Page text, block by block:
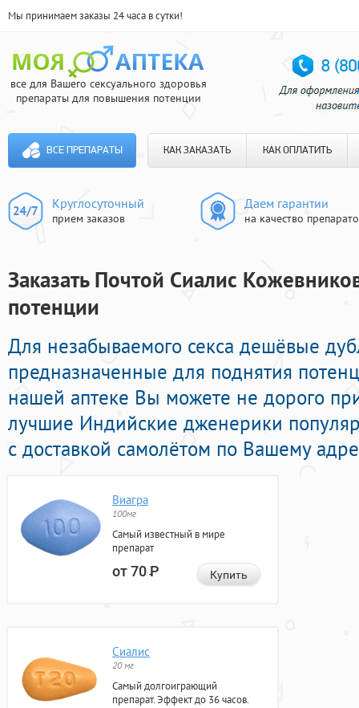
Мы принимаем заказы 24 часа в сутки!
все для Вашего сексуального здоровья
препараты для повышения потенции
ВСЕ ПРЕПАРАТЫ КАК ЗАКАЗАТЬ КАК ОПЛАТИТЬ
Круглосуточный
прием заказов
Даем гарантии
на качество
Заказать Почтой Сиалис
потенции
Для незабываемого секса дешёвые
предназначенные для поднятия
нашей аптеке Вы можете не дорого
лучшие Индийские дженерики
с доставкой самолётом по Вашему
Виагра
100мг
Самый известный в мире
препарат
от 70Р Купить
Сиалис
20 мг
Самый долгоиграющий
препарат. Эффект до 36 часов.